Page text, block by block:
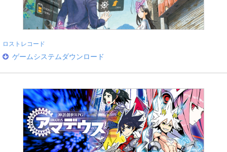
ロストレコード
ゲームシステムダウンロード